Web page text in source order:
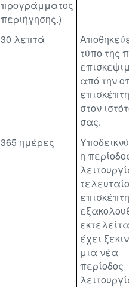
προγράμματος
περιήγησης.)
30 λεπτά
τύπο της
από την
στον
σας.
365 ημέρες
η
επισκέπτη
έχει
μια νέα
περίοδος